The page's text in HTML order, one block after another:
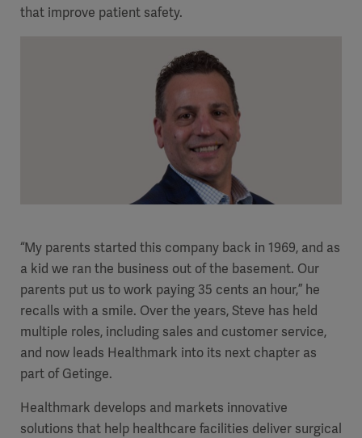
that improve patient safety.
“My parents started this company back in 1969, and as
a kid we ran the business out of the basement. Our
parents put us to work paying 35 cents an hour,” he
recalls with a smile. Over the years, Steve has held
multiple roles, including sales and customer service,
and now leads Healthmark into its next chapter as
part of Getinge.
Healthmark develops and markets innovative
solutions that help healthcare facilities deliver surgical